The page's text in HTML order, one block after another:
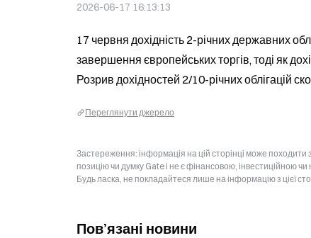
2026-06-17 16:13:13
17 червня дохідність 2-річних державних
завершення європейських торгів, тоді як
Розрив дохідностей 2/10-річних облігацій
Переглянути джерело
Застереження: інформація на цій сторінці може
позицію чи думку Gate і не є фінансовою, інвестиційною
Будь ласка, не покладайтеся лише на інформацію з цієї
Пов’язані новини